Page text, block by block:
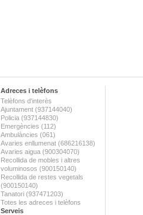
Adreces i telèfons
Telèfons d'interès
Ajuntament (937144040)
Policia (937144830)
Emergències (112)
Ambulàncies (061)
Avaries enllumenat (686216138)
Avaries aigua (900304070)
Recollida de mobles i altres
voluminosos (900150140)
Recollida de restes vegetals
(900150140)
Tanatori (937471203)
Totes les adreces i telèfons
Serveis